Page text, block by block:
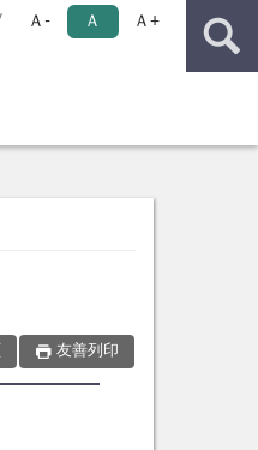
Ａ- Ａ Ａ+
友善列印